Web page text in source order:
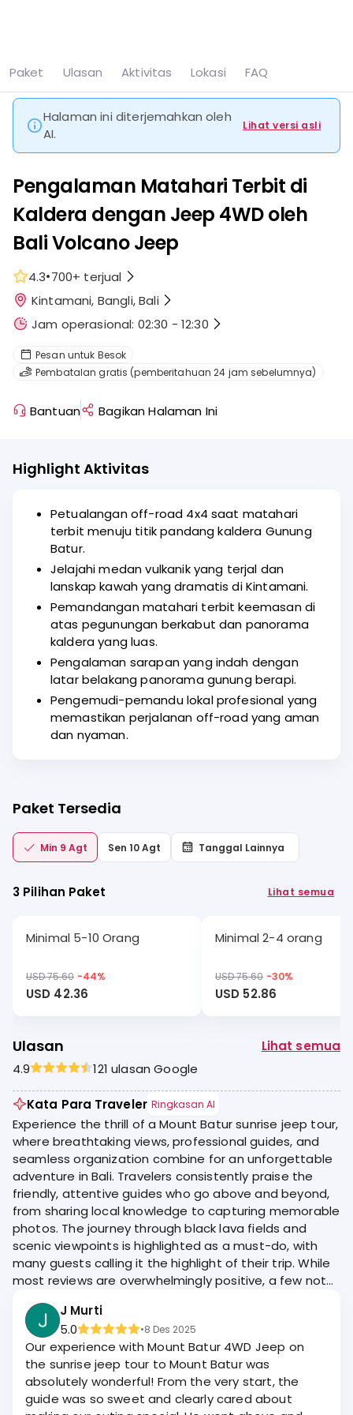
Beranda Atraksi
Halaman ini diterjemahkan oleh
AI.
Lihat versi asli
Paket Ulasan Aktivitas Lokasi FAQ
Pengalaman Matahari Terbit di
Kaldera dengan Jeep 4WD oleh
Bali Volcano Jeep
4.3•700+ terjual
Kintamani, Bangli, Bali
Jam operasional: 02:30 - 12:30
Pesan untuk Besok
Pembatalan gratis (pemberitahuan 24 jam sebelumnya)
Bantuan Bagikan Halaman Ini
Highlight Aktivitas
Petualangan off-road 4x4 saat matahari
terbit menuju titik pandang kaldera Gunung
Batur.
Jelajahi medan vulkanik yang terjal dan
lanskap kawah yang dramatis di Kintamani.
Pemandangan matahari terbit keemasan di
atas pegunungan berkabut dan panorama
kaldera yang luas.
Pengalaman sarapan yang indah dengan
latar belakang panorama gunung berapi.
Pengemudi-pemandu lokal profesional yang
memastikan perjalanan off-road yang aman
dan nyaman.
Paket Tersedia
Min 9 Agt Sen 10 Agt Tanggal Lainnya
3 Pilihan Paket Lihat semua
Minimal 5-10 Orang
USD 75.60 -44%
USD 42.36
Minimal 2-4 orang
USD 75.60 -30%
USD 52.86
Ulasan
Lihat semua
4.9
121 ulasan Google
Kata Para Traveler Ringkasan AI
Experience the thrill of a Mount Batur sunrise jeep tour,
where breathtaking views, professional guides, and
seamless organization combine for an unforgettable
adventure in Bali. Travelers consistently praise the
friendly, attentive guides who go above and beyond,
from sharing local knowledge to capturing memorable
photos. The journey through black lava fields and
scenic viewpoints is highlighted as a must-do, with
many guests calling it the highlight of their trip. While
most reviews are overwhelmingly positive, a few note
J Murti
5.0
•8 Des 2025
Our experience with Mount Batur 4WD Jeep on
the sunrise jeep tour to Mount Batur was
absolutely wonderful! From the very start, the
guide was so sweet and clearly cared about